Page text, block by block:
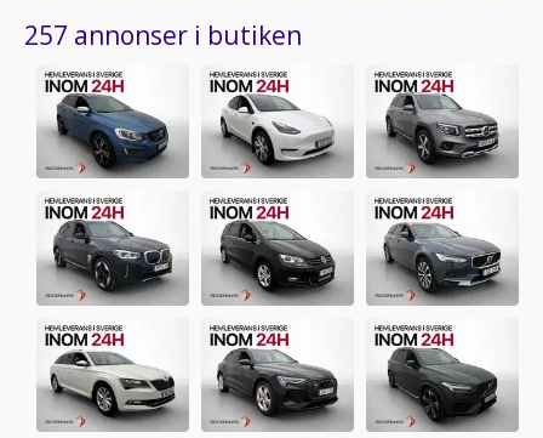
257 annonser i butiken